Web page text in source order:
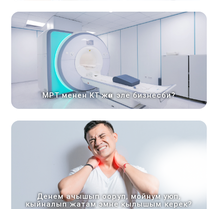
МРТ менен КТ жөн эле бизнесби?
Денем ачышып ооруп, мойнум уюп,
кыйналып жатам эмне кылышым керек?